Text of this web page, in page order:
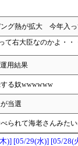
ング熱が拡大 今年入っ
て右大臣なのかよ・・
用結果
る奴wwwwww
当選
られて海老さんみた
)] [05/29(水)] [05/28(